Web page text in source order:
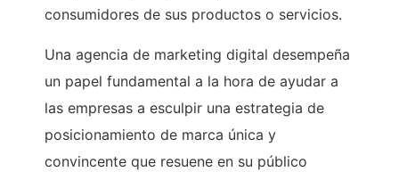
consumidores de sus productos o servicios.
Una agencia de marketing digital desempeña
un papel fundamental a la hora de ayudar a
las empresas a esculpir una estrategia de
posicionamiento de marca única y
convincente que resuene en su público